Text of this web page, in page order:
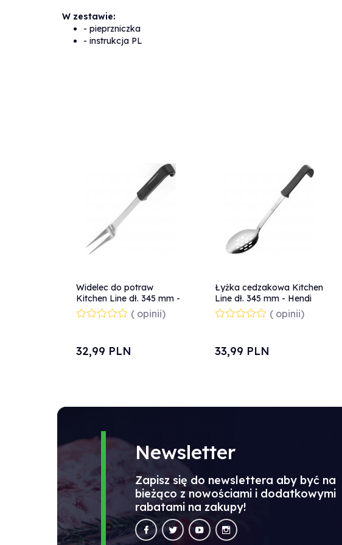
W zestawie:
- pieprzniczka
- instrukcja PL
Producent:
Widelec do potraw
Kitchen Line dł. 345 mm -
Hendi 529102 ( opinii)
32,99 PLN
Łyżka cedzakowa Kitchen
Line dł. 345 mm - Hendi
529201
( opinii)
33,99 PLN
Newsletter
Zapisz się do newslettera aby być na
bieżąco z nowościami i dodatkowymi
rabatami na zakupy!